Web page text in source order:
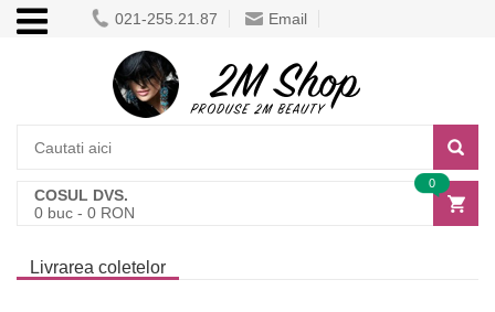
021-255.21.87 Email
COSUL DVS.
0 buc - 0 RON
0
Livrarea coletelor